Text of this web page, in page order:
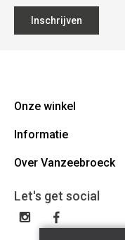
Inschrijven
Onze winkel
Vanzeebroeck Motors
1600 Sint-Pieters-Leeuw
023316022
BE0425198510
Informatie
Bestelling annuleren
Algemene voorwaarden
Disclaimer
Over Vanzeebroeck
Cadeaubon
Verzenden & Retourneren
Let's get social